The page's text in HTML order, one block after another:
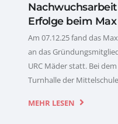
Erfolge beim
Am 07.12.25 fand das
an das
URC Mäder statt. Bei
Turnhalle der
MEHR LESEN